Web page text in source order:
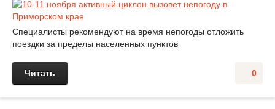
Специалисты рекомендуют на время непогоды отложить
поездки за пределы населенных пунктов
0
Читать